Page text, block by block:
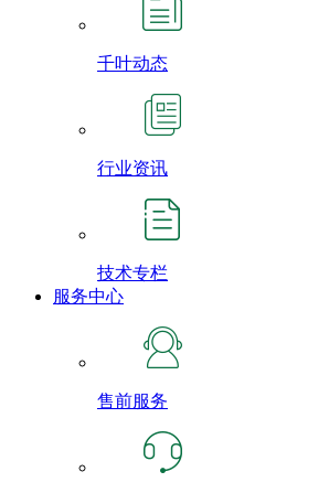
千叶动态
行业资讯
技术专栏
服务中心
售前服务